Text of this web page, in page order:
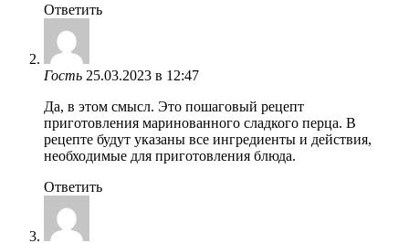
Ответить
Гость 25.03.2023 в 12:47
Да, в этом смысл. Это пошаговый рецепт
приготовления маринованного сладкого перца. В
рецепте будут указаны все ингредиенты и действия,
необходимые для приготовления блюда.
Ответить